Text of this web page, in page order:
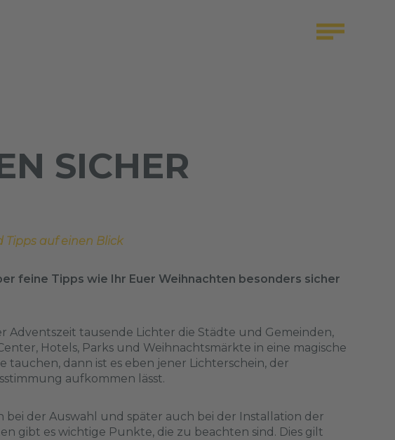
SICHER
Tipps auf einen Blick
feine Tipps wie Ihr Euer Weihnachten besonders sicher
Adventszeit tausende Lichter die Städte und Gemeinden,
Hotels, Parks und Weihnachtsmärkte in eine magische
tauchen, dann ist es eben jener Lichterschein, der
aufkommen lässt.
bei der Auswahl und später auch bei der Installation der
gibt es wichtige Punkte, die zu beachten sind. Dies gilt